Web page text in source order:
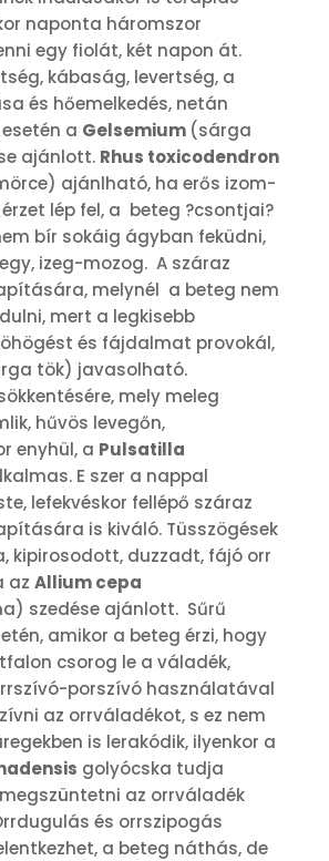
naponta háromszor
egy fiolát, két napon át.
kábaság, levertség, a
és hőemelkedés, netán
a Gelsemium (sárga
ajánlott. Rhus toxicodendron
ajánlható, ha erős izom-
lép fel, a beteg ?csontjai?
bír sokáig ágyban feküdni,
izeg-mozog. A száraz
melynél a beteg nem
mert a legkisebb
és fájdalmat provokál,
tök) javasolható.
mely meleg
hűvös levegőn,
enyhül, a Pulsatilla
E szer a nappal
lefekvéskor fellépő száraz
is kiváló. Tüsszögések
kipirosodott, duzzadt, fájó orr
az Allium cepa
szedése ajánlott. Sűrű
amikor a beteg érzi, hogy
csorog le a váladék,
porszívó használatával
az orrváladékot, s ez nem
is lerakódik, ilyenkor a
golyócska tudja
az orrváladék
és orrszipogás
a beteg náthás, de